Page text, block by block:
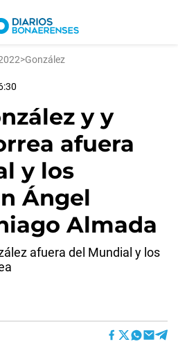
>González
y y
afuera
y los
Ángel
Almada
afuera del Mundial y los